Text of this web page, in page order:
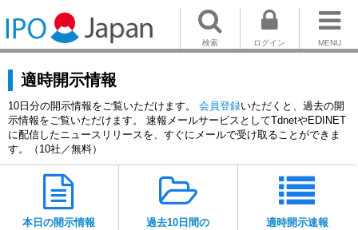
MENU
ログイン
検索
適時開示情報
10日分の開示情報をご覧いただけます。 会員登録いただくと、過去の開
示情報をご覧いただけます。 速報メールサービスとしてTdnetやEDINET
に配信したニュースリリースを、すぐにメールで受け取ることができま
す。（10社／無料）
本日の開示情報
過去10日間の
適時開示速報